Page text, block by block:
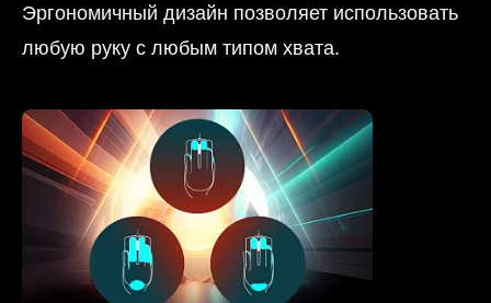
Эргономичный дизайн позволяет использовать
любую руку с любым типом хвата.